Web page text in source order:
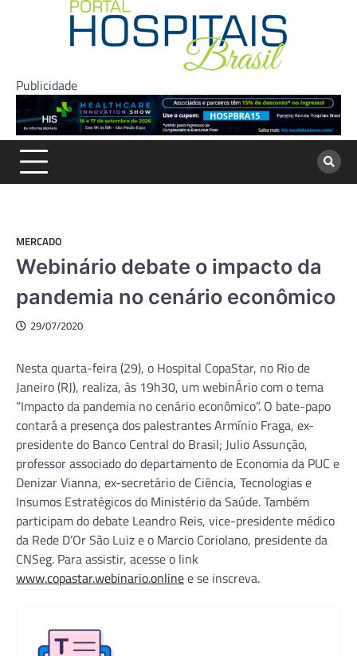
Publicidade
MERCADO
Webinário debate o impacto da
pandemia no cenário econômico
29/07/2020
Nesta quarta-feira (29), o Hospital CopaStar, no Rio de
Janeiro (RJ), realiza, às 19h30, um webinÁrio com o tema
“Impacto da pandemia no cenário econômico”. O bate-papo
contará a presença dos palestrantes Armínio Fraga, ex-
presidente do Banco Central do Brasil; Julio Assunção,
professor associado do departamento de Economia da PUC e
Denizar Vianna, ex-secretário de Ciência, Tecnologias e
Insumos Estratégicos do Ministério da Saúde. Também
participam do debate Leandro Reis, vice-presidente médico
da Rede D’Or São Luiz e o Marcio Coriolano, presidente da
CNSeg. Para assistir, acesse o link
www.copastar.webinario.onlinee se inscreva.